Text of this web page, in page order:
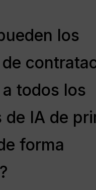
los
todos los
de IA de
forma